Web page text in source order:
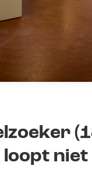
loopt niet